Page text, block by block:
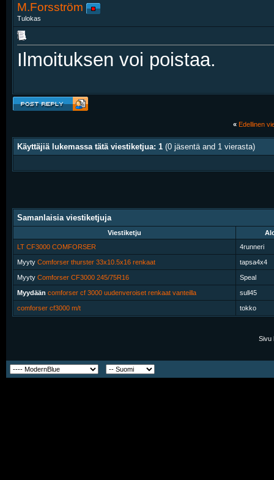
M.Forsström
Tulokas
Ilmoituksen voi poistaa.
« Edellinen
Käyttäjiä lukemassa tätä viestiketjua: 1 (0 jäsentä and 1 vierasta)
Samanlaisia viestiketjuja
Viestiketju
LT CF3000 COMFORSER
4runneri
Myyty Comforser thurster 33x10.5x16 renkaat tapsa4x4
Myyty Comforser CF3000 245/75R16 Speal
Myydään comforser cf 3000 uudenveroiset renkaat vanteilla sull45
comforser cf3000 m/t tokko
Sivu